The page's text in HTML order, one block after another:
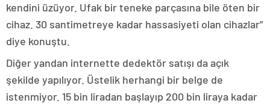
kendini üzüyor. Ufak bir teneke parçasına bile öten bir
cihaz. 30 santimetreye kadar hassasiyeti olan cihazlar”
diye konuştu.
Diğer yandan internette dedektör satışı da açık
şekilde yapılıyor. Üstelik herhangi bir belge de
istenmiyor. 15 bin liradan başlayıp 200 bin liraya kadar